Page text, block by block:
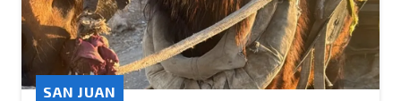
SAN JUAN